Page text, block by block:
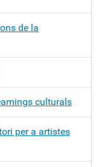
de la
culturals
per a artistes